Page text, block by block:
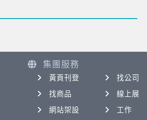
集團服務
黃頁刊登
找公司
找商品
線上展
網站架設
工作